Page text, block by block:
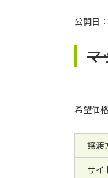
公開日
マ
希望価
譲渡
サイ